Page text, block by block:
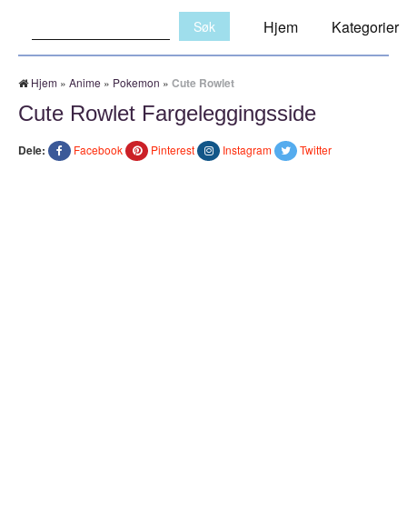
Hjem Kategorier
Hjem » Anime » Pokemon » Cute Rowlet
Cute Rowlet Fargeleggingsside
Dele: Facebook Pinterest Instagram Twitter